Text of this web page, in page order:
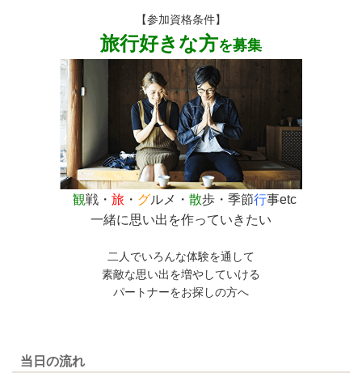
【参加資格条件】
旅行好きな方を募集
観戦・ 旅 ・ グルメ・ 散歩・季節行事etc
一緒に思い出を作っていきたい
二人でいろんな体験を通して
素敵な思い出を増やしていける
パートナーをお探しの方へ
当日の流れ